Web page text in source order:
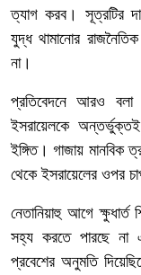
ত্যাগ করব। সূত্রটির
যুদ্ধ থামানোর
না।
প্রতিবেদনে আরও বলা
ইসরায়েলকে
ইঙ্গিত। গাজায় মানবিক
থেকে ইসরায়েলের ওপর
নেতানিয়াহু আগে
সহ্য করতে পারছে না
প্রবেশের অনুমতি